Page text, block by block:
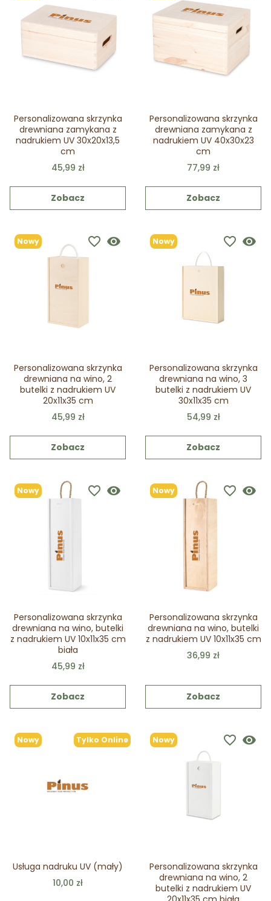
Personalizowana skrzynka
drewniana zamykana z
nadrukiem UV 30x20x13,5
cm
45,99 zł
Zobacz
Personalizowana skrzynka
drewniana zamykana z
nadrukiem UV 40x30x23
cm
77,99 zł
Zobacz
Nowy visibility
favorite_border
Personalizowana skrzynka
drewniana na wino, 2
butelki z nadrukiem UV
20x11x35 cm
45,99 zł
Zobacz
Nowy visibility
favorite_border
Personalizowana skrzynka
drewniana na wino, 3
butelki z nadrukiem UV
30x11x35 cm
54,99 zł
Zobacz
Nowy visibility
favorite_border
Personalizowana skrzynka
drewniana na wino, butelki
z nadrukiem UV 10x11x35 cm
biała
45,99 zł
Zobacz
Nowy visibility
favorite_border
Personalizowana skrzynka
drewniana na wino, butelki
z nadrukiem UV 10x11x35 cm
36,99 zł
Zobacz
Tylko Online
Nowy visibility
favorite_border
Usługa nadruku UV (mały)
10,00 zł
Nowy visibility
favorite_border
Personalizowana skrzynka
drewniana na wino, 2
butelki z nadrukiem UV